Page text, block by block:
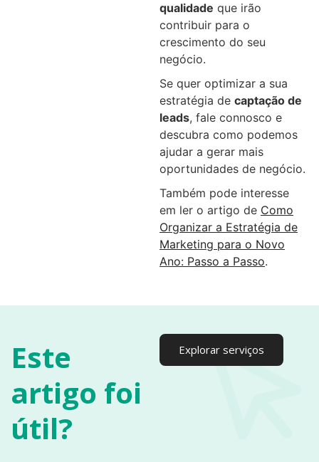
qualidade que irão
contribuir para o
crescimento do seu
negócio.
Se quer optimizar a sua
estratégia de captação de
leads, fale connosco e
descubra como podemos
ajudar a gerar mais
oportunidades de negócio.
Também pode interesse
em ler o artigo de Como
Organizar a Estratégia de
Marketing para o Novo
Ano: Passo a Passo.
Este
artigo foi
útil?
Explorar serviços